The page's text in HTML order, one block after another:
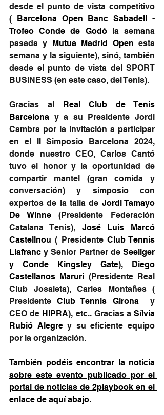
desde el punto de vista competitivo
(
Barcelona Open Banc Sabadell -
Trofeo Conde de Godó la semana
pasada y
Mutua Madrid Open esta
semana y la siguiente), sinó, también
desde el punto de vista del SPORT
BUSINESS (en este caso, del Tenis).
Gracias al
Real Club de Tenis
Barcelona y a su Presidente Jordi
Cambra por la invitación a participar
en el II Simposio Barcelona 2024,
donde nuestro CEO, Carlos Cantó
tuvo el honor y la oportunidad de
compartir mantel (gran comida y
conversación) y simposio con
expertos de la talla de Jordi Tamayo
De Winne (Presidente Federación
Catalana Tenis), José Luis Marcó
Castellnou ( Presidente Club Tennis
Llafranc y Senior Partner de Seeliger
y Conde Kingsley Gate),
Diego
Castellanos Maruri (Presidente Real
Club Josaleta), Carles Montañes (
Presidente Club Tennis Girona
y
CEO de HIPRA), etc.. Gracias a Sílvia
Rubió Alegre y su eficiente equipo
por la organización.
También podéis encontrar la noticia
sobre este evento publicado por el
portal de noticias de 2playbook en el
enlace de aquí abajo.